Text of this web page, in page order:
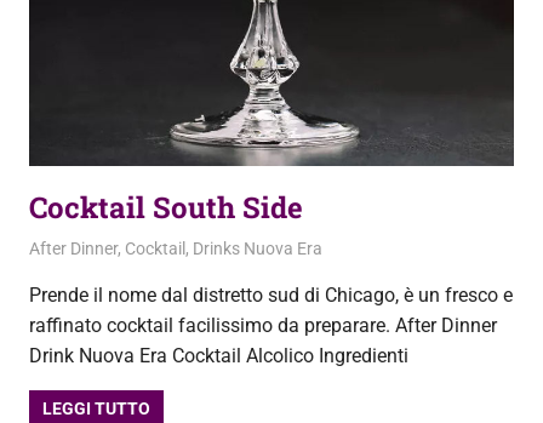
Cocktail South Side
2 Ottobre 2020
admin
After Dinner, Cocktail , Drinks Nuova Era
Prende il nome dal distretto sud di Chicago, è un fresco e
raffinato cocktail facilissimo da preparare. After Dinner
Drink Nuova Era Cocktail Alcolico Ingredienti
LEGGI TUTTO